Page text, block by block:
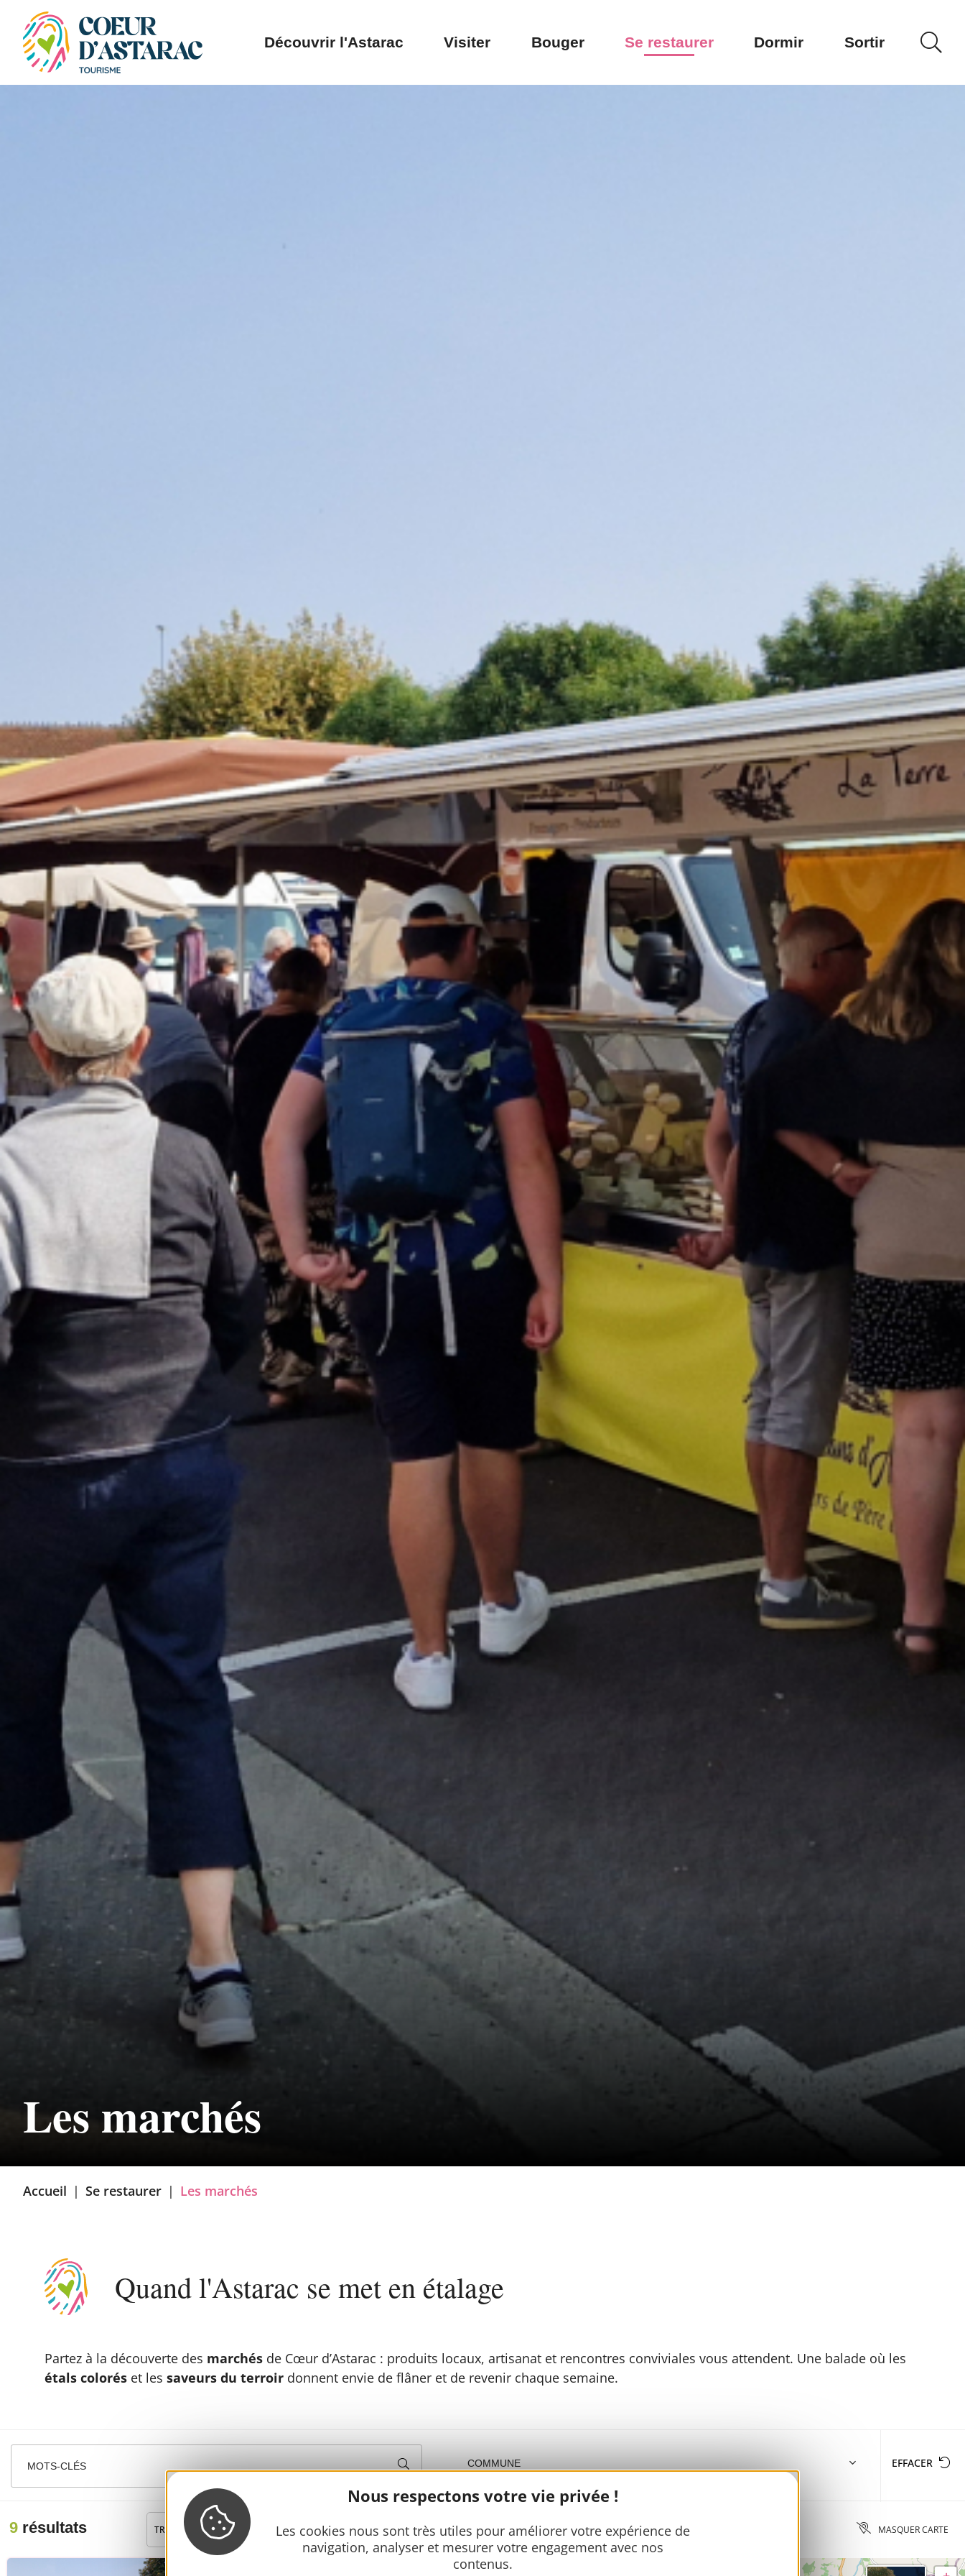
Panneau de gestion des cookies
Nous respectons votre vie privée !
Les cookies nous sont très utiles pour améliorer votre expérience de
navigation, analyser et mesurer votre engagement avec nos
contenus.
Découvrir l'Astarac Visiter Bouger Se restaurer Dormir Sortir
Accueil | Se restaurer | Les marchés
Les marchés
Quand l'Astarac se met en étalage
Partez à la découverte des marchés de Cœur d’Astarac : produits locaux, artisanat et rencontres conviviales vous attendent. Une balade où les
étals colorés et les saveurs du terroir donnent envie de flâner et de revenir chaque semaine.
MOTS-CLÉS EFFACER
9 résultats TRI : DATES AUTOUR DE MOI MASQUER CARTE